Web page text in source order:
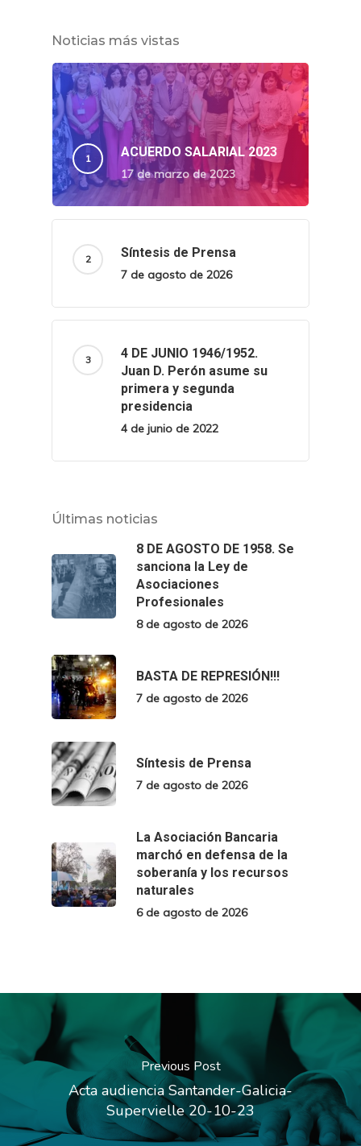
Noticias más vistas
ACUERDO SALARIAL 2023
17 de marzo de 2023
Síntesis de Prensa
7 de agosto de 2026
4 DE JUNIO 1946/1952.
Juan D. Perón asume su
primera y segunda
presidencia
4 de junio de 2022
Últimas noticias
8 DE AGOSTO DE 1958. Se
sanciona la Ley de
Asociaciones
Profesionales
8 de agosto de 2026
BASTA DE REPRESIÓN!!!
7 de agosto de 2026
Síntesis de Prensa
7 de agosto de 2026
La Asociación Bancaria
marchó en defensa de la
soberanía y los recursos
naturales
6 de agosto de 2026
Previous Post
Acta audiencia Santander-Galicia-
Supervielle 20-10-23